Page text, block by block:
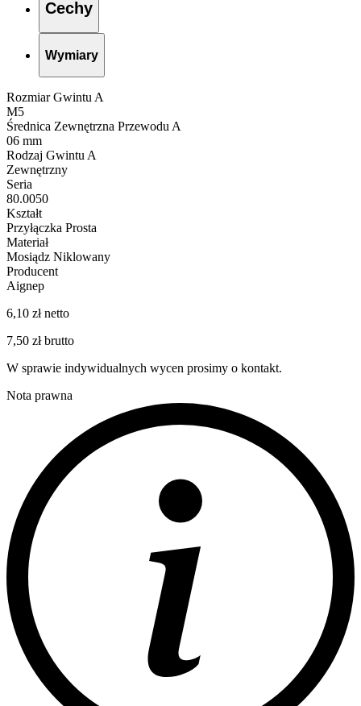
Cechy
Wymiary
Rozmiar Gwintu A
M5
Średnica Zewnętrzna Przewodu A
06 mm
Rodzaj Gwintu A
Zewnętrzny
Seria
80.0050
Kształt
Przyłączka Prosta
Materiał
Mosiądz Niklowany
Producent
Aignep
6,10 zł netto
7,50 zł brutto
W sprawie indywidualnych wycen prosimy o kontakt.
Nota prawna